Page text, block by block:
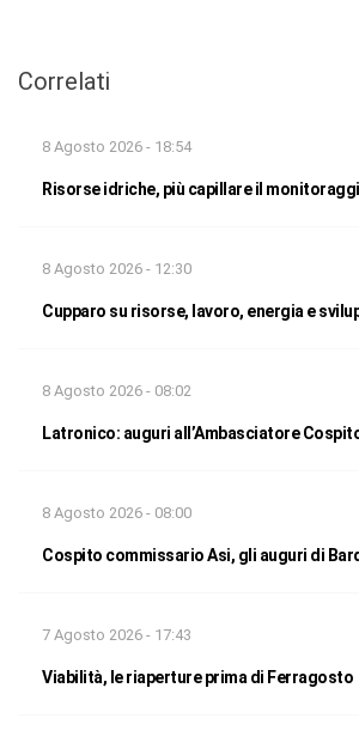
Correlati
8 Agosto 2026 - 18:54
Risorse idriche, più capillare il
8 Agosto 2026 - 12:30
Cupparo su risorse, lavoro, energia e
8 Agosto 2026 - 08:02
Latronico: auguri all’Ambasciatore
8 Agosto 2026 - 08:00
Cospito commissario Asi, gli auguri di
7 Agosto 2026 - 17:43
Viabilità, le riaperture prima di Ferragosto